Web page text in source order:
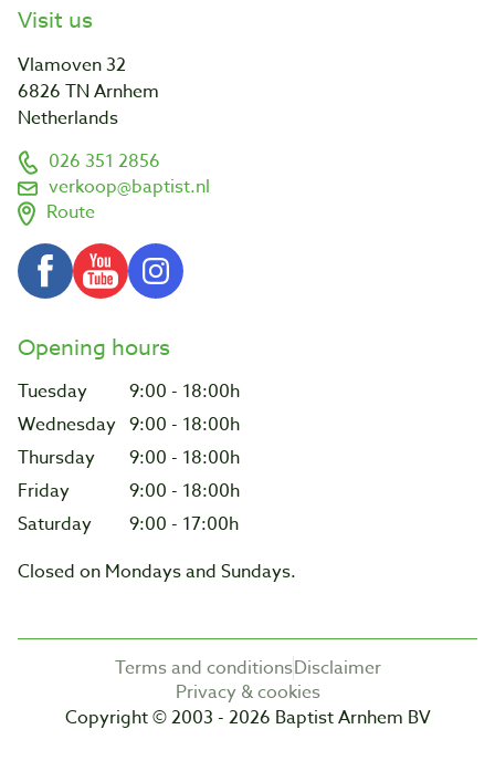
Visit us
Vlamoven 32
6826 TN Arnhem
Netherlands
026 351 2856
verkoop@baptist.nl
Route
Opening hours
Tuesday
9:00 - 18:00h
Wednesday 9:00 - 18:00h
Thursday
9:00 - 18:00h
Friday
9:00 - 18:00h
Saturday
9:00 - 17:00h
Closed on Mondays and Sundays.
Terms and conditionsDisclaimer
Privacy & cookies
Copyright © 2003 - 2026 Baptist Arnhem BV